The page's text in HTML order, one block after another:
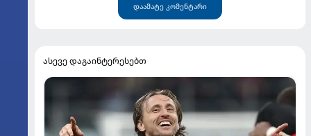
დაამატე კომენტარი
ასევე დაგაინტერესებთ